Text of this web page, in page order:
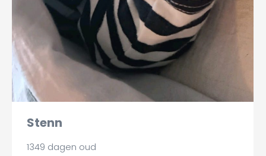
Stenn
1349 dagen oud